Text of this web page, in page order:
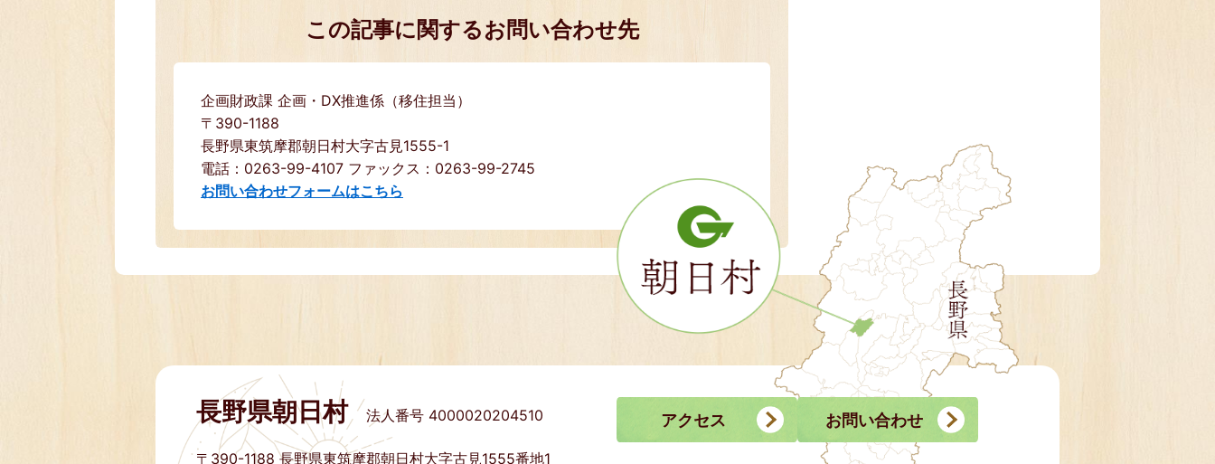
この記事に関するお問い合わせ先
企画財政課 企画・DX推進係（移住担当）
〒390-1188
長野県東筑摩郡朝日村大字古見1555-1
電話：0263-99-4107 ファックス：0263-99-2745
お問い合わせフォームはこちら
長野県朝日村 法人番号 4000020204510
〒390-1188長野県東筑摩郡朝日村大字古見1555番地1
アクセス お問い合わせ